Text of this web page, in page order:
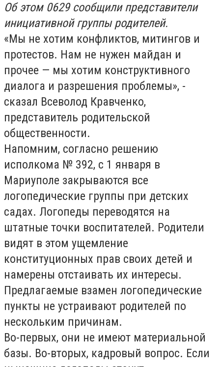
Об этом 0629 сообщили представители
инициативной группы родителей.
«Мы не хотим конфликтов, митингов и
протестов. Нам не нужен майдан и
прочее — мы хотим конструктивного
диалога и разрешения проблемы», -
сказал Всеволод Кравченко,
представитель родительской
общественности.
Напомним, согласно решению
исполкома № 392, с 1 января в
Мариуполе закрываются все
логопедические группы при детских
садах. Логопеды переводятся на
штатные точки воспитателей. Родители
видят в этом ущемление
конституционных прав своих детей и
намерены отстаивать их интересы.
Предлагаемые взамен логопедические
пункты не устраивают родителей по
нескольким причинам.
Во-первых, они не имеют материальной
базы. Во-вторых, кадровый вопрос. Если